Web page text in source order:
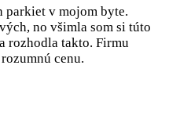
parkiet v mojom byte.
no všimla som si túto
rozhodla takto. Firmu
cenu.